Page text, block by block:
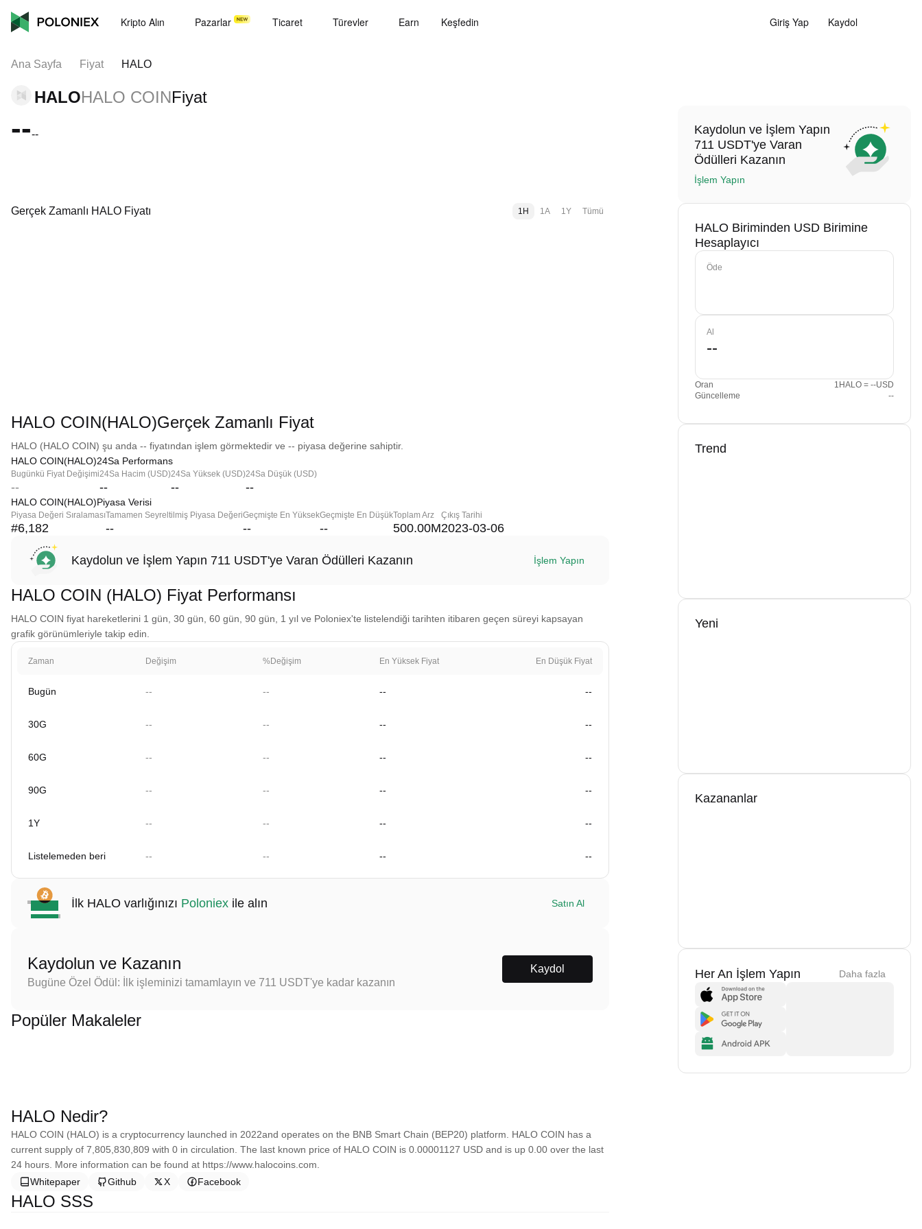
Kripto Alın Pazarlar Ticaret Türevler Earn Keşfedin Giriş Yap Kaydol
Ana Sayfa Fiyat HALO
HALOHALO COINFiyat
----
Gerçek Zamanlı HALO Fiyatı 1H 1A 1Y Tümü
HALO COIN(HALO)Gerçek Zamanlı Fiyat
HALO (HALO COIN) şu anda -- fiyatından işlem görmektedir ve -- piyasa değerine sahiptir.
HALO COIN(HALO)24Sa Performans
Bugünkü Fiyat Değişimi
--
24Sa Hacim (USD)
--
24Sa Yüksek (USD)
--
24Sa Düşük (USD)
--
HALO COIN(HALO)Piyasa Verisi
Piyasa Değeri Sıralaması
#6,182
Tamamen Seyreltilmiş Piyasa Değeri
--
Geçmişte En Yüksek
--
Geçmişte En Düşük
--
Toplam Arz
500.00M
Çıkış Tarihi
2023-03-06
Kaydolun ve İşlem Yapın 711 USDT'ye Varan Ödülleri Kazanın İşlem Yapın
HALO COIN (HALO) Fiyat Performansı
HALO COIN fiyat hareketlerini 1 gün, 30 gün, 60 gün, 90 gün, 1 yıl ve Poloniex'te listelendiği tarihten itibaren geçen süreyi kapsayan
grafik görünümleriyle takip edin.
Zaman Değişim %Değişim En Yüksek Fiyat En Düşük Fiyat
Bugün -- -- -- --
30G -- -- -- --
60G -- -- -- --
90G -- -- -- --
1Y -- -- -- --
Listelemeden beri -- -- -- --
İlk HALO varlığınızı Poloniex ile alın Satın Al
Kaydolun ve Kazanın
Bugüne Özel Ödül: İlk işleminizi tamamlayın ve 711 USDT'ye kadar kazanın
Kaydol
Popüler Makaleler
HALO Nedir?
HALO COIN (HALO) is a cryptocurrency launched in 2022and operates on the BNB Smart Chain (BEP20) platform. HALO COIN has a
current supply of 7,805,830,809 with 0 in circulation. The last known price of HALO COIN is 0.00001127 USD and is up 0.00 over the last
24 hours. More information can be found at https://www.halocoins.com.
Whitepaper
Github X Facebook
HALO SSS
Kaydolun ve İşlem Yapın
711 USDT'ye Varan
Ödülleri Kazanın
İşlem Yapın
HALO Biriminden USD Birimine
Hesaplayıcı
Öde
Al
Oran
1HALO = --USD
Güncelleme
--
Trend
Yeni
Kazananlar
Her An İşlem Yapın Daha fazla